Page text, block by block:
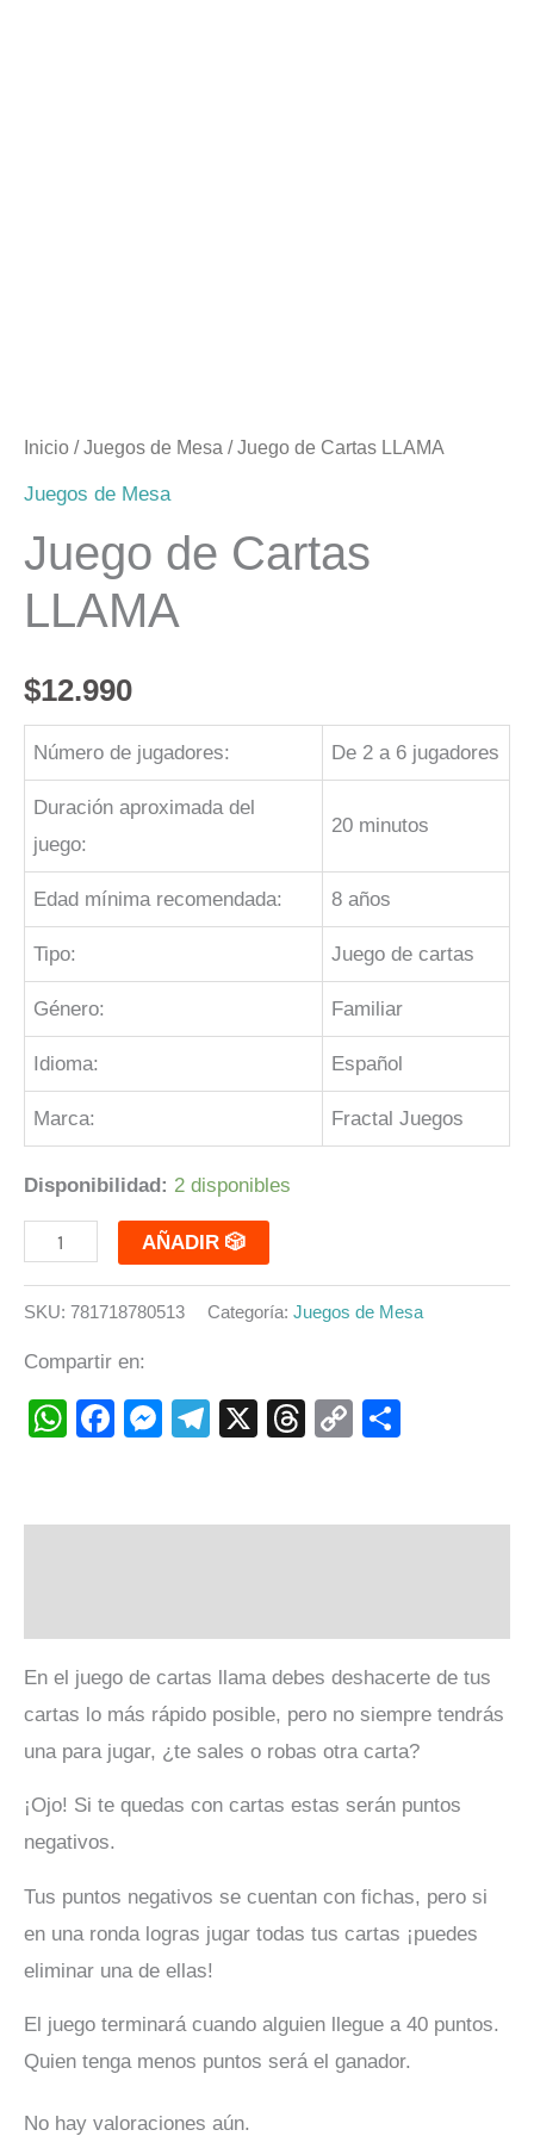
Inicio /Juegos de Mesa / Juego de Cartas LLAMA
Juegos de Mesa
Juego de Cartas
LLAMA
$12.990
Número de jugadores: De 2 a 6 jugadores
Duración aproximada del
juego:
20 minutos
Edad mínima recomendada: 8 años
Tipo: Juego de cartas
Género: Familiar
Idioma: Español
Marca: Fractal Juegos
Disponibilidad: 2 disponibles
AÑADIR 🎲
SKU: 781718780513 Categoría: Juegos de Mesa
Compartir en:
WhatsApp
Facebook
Messenger
Telegram
X Threads
Copy
En el juego de cartas llama debes deshacerte de tus
cartas lo más rápido posible, pero no siempre tendrás
una para jugar, ¿te sales o robas otra carta?
¡Ojo! Si te quedas con cartas estas serán puntos
negativos.
Tus puntos negativos se cuentan con fichas, pero si
en una ronda logras jugar todas tus cartas ¡puedes
eliminar una de ellas!
El juego terminará cuando alguien llegue a 40 puntos.
Quien tenga menos puntos será el ganador.
No hay valoraciones aún.